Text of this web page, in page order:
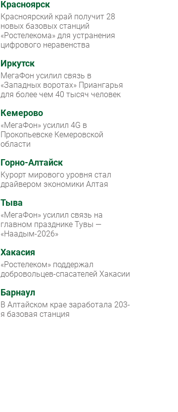
Красноярск
Красноярский край получит 28
новых базовых станций
«Ростелекома» для устранения
цифрового неравенства
Иркутск
МегаФон усилил связь в
«Западных воротах» Приангарья
для более чем 40 тысяч человек
Кемерово
«МегаФон» усилил 4G в
Прокопьевске Кемеровской
области
Горно-Алтайск
Курорт мирового уровня стал
драйвером экономики Алтая
Тыва
«МегаФон» усилил связь на
главном празднике Тувы —
«Наадым-2026»
Хакасия
«Ростелеком» поддержал
добровольцев-спасателей Хакасии
Барнаул
В Алтайском крае заработала 203-
я базовая станция